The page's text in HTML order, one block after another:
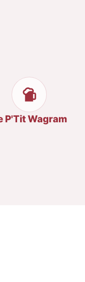
P'Tit Wagram